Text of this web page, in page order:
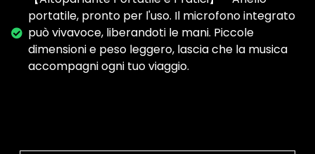
portatile, pronto per l'uso. Il microfono integrato
può vivavoce, liberandoti le mani. Piccole
dimensioni e peso leggero, lascia che la musica
accompagni ogni tuo viaggio.